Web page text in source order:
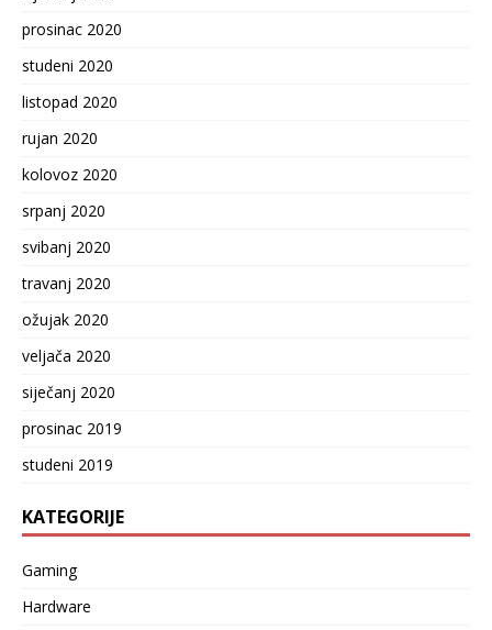
prosinac 2020
studeni 2020
listopad 2020
rujan 2020
kolovoz 2020
srpanj 2020
svibanj 2020
travanj 2020
ožujak 2020
veljača 2020
siječanj 2020
prosinac 2019
studeni 2019
KATEGORIJE
Gaming
Hardware